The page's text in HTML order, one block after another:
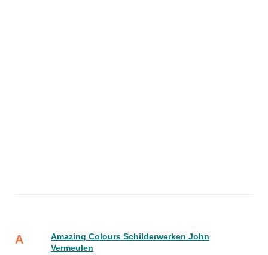
A
Amazing Colours Schilderwerken John
Vermeulen